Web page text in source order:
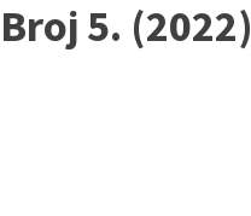
Broj 5. (2022)